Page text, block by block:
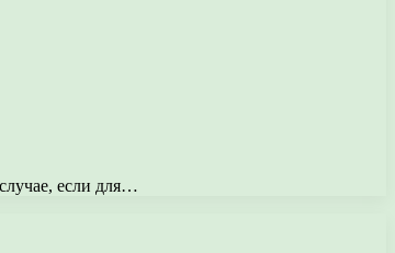
если для…